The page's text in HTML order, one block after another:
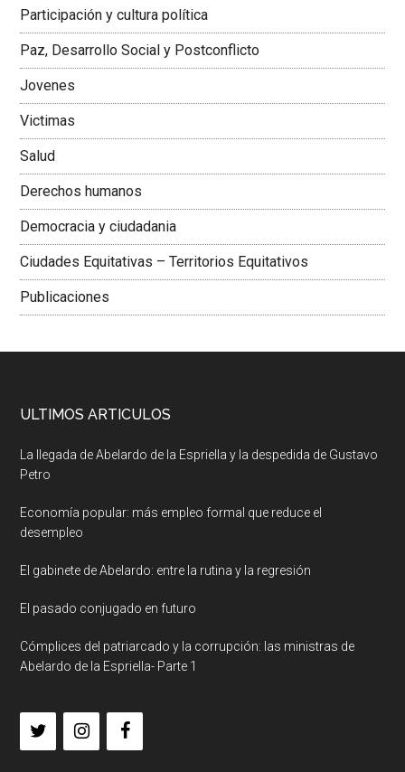
Colombiana
Participación y cultura política
Paz, Desarrollo Social y Postconflicto
Jovenes
Victimas
Salud
Derechos humanos
Democracia y ciudadania
Ciudades Equitativas – Territorios Equitativos
Publicaciones
ULTIMOS ARTICULOS
La llegada de Abelardo de la Espriella y la despedida de Gustavo
Petro
Economía popular: más empleo formal que reduce el
desempleo
El gabinete de Abelardo: entre la rutina y la regresión
El pasado conjugado en futuro
Cómplices del patriarcado y la corrupción: las ministras de
Abelardo de la Espriella- Parte 1